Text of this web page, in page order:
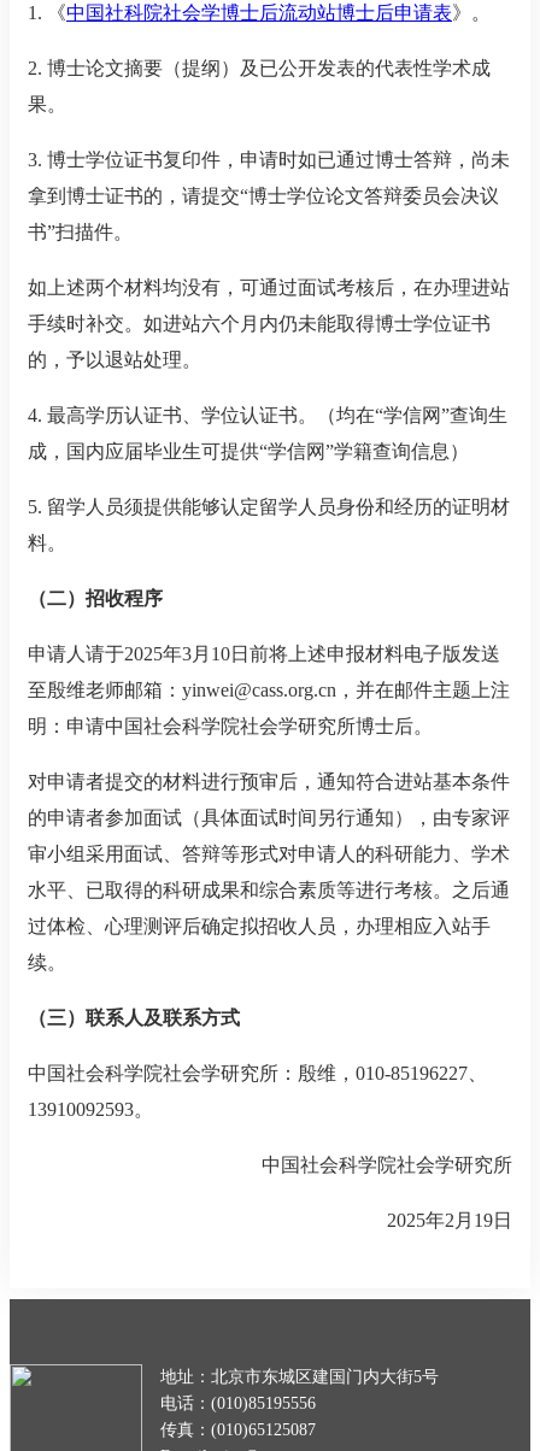
1. 《中国社科院社会学博士后流动站博士后申请表》。
2. 博士论文摘要（提纲）及已公开发表的代表性学术成
果。
3. 博士学位证书复印件，申请时如已通过博士答辩，尚未
拿到博士证书的，请提交“博士学位论文答辩委员会决议
书”扫描件。
如上述两个材料均没有，可通过面试考核后，在办理进站
手续时补交。如进站六个月内仍未能取得博士学位证书
的，予以退站处理。
4. 最高学历认证书、学位认证书。（均在“学信网”查询生
成，国内应届毕业生可提供“学信网”学籍查询信息）
5. 留学人员须提供能够认定留学人员身份和经历的证明材
料。
（二）招收程序
申请人请于2025年3月 10日前将上述申报材料电子版发送
至殷维老师邮箱： yinwei@cass.org.cn ，并在邮件主题上注
明：申请中国社会科学院社会学研究所博士后。
对申请者提交的材料进行预审后，通知符合进站基本条件
的申请者参加面试（具体面试时间另行通知），由专家评
审小组采用面试、答辩等形式对申请人的科研能力、学术
水平、已取得的科研成果和综合素质等进行考核。之后通
过体检、心理测评后确定拟招收人员，办理相应入站手
续。
（三）联系人及联系方式
中国社会科学院社会学研究所：殷维， 010-85196227
13910092593。
中国社会科学院社会学研究所
2025年2 月 19日
地址：北京市东城区建国门内大街5号
电话：(010)85195556
传真：(010)65125087